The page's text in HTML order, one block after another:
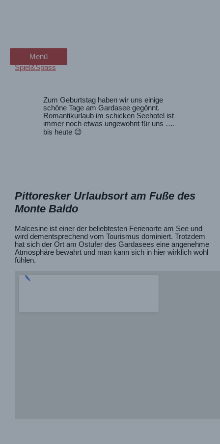
Menü
Menü
Spiel&Spass
Zum Geburtstag haben wir uns einige
schöne Tage am Gardasee gegönnt.
Romantikurlaub im schicken Seehotel ist
immer noch etwas ungewohnt für uns ….
bis heute 😉
Pittoresker Urlaubsort am Fuße des
Monte Baldo
Malcesine ist einer der beliebtesten Ferienorte am See und
wird dementsprechend vom Tourismus dominiert. Trotzdem
hat sich der Ort am Ostufer des Gardasees eine angenehme
Atmosphäre bewahrt und man kann sich in hier wirklich wohl
fühlen.